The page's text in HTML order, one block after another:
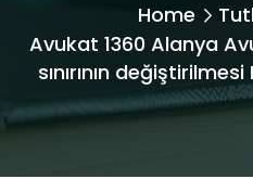
Home
Avukat 1360 Alanya
sınırının